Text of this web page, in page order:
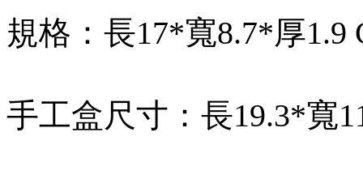
規格：長17*寬8.7*厚1.9
手工盒尺寸：長19.3*寬